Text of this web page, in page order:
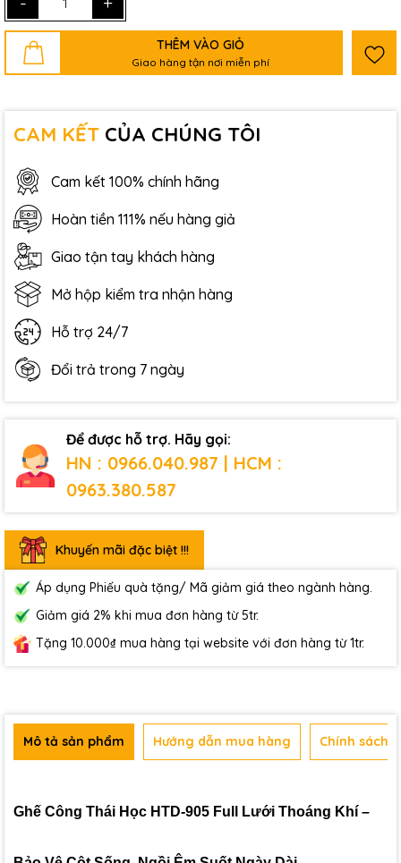
THÊM VÀO GIỎ
Giao hàng tận nơi miễn phí
CAM KẾT CỦA CHÚNG TÔI
Cam kết 100% chính hãng
Hoàn tiền 111% nếu hàng giả
Giao tận tay khách hàng
Mở hộp kiểm tra nhận hàng
Hỗ trợ 24/7
Đổi trả trong 7 ngày
Để được hỗ trợ. Hãy gọi:
HN : 0966.040.987 | HCM :
0963.380.587
Khuyến mãi đặc biệt !!!
Áp dụng Phiếu quà tặng/ Mã giảm giá theo ngành hàng.
Giảm giá 2% khi mua đơn hàng từ 5tr.
Tặng 10.000₫ mua hàng tại website với đơn hàng từ 1tr.
Mô tả sản phẩm Hướng dẫn mua hàng Chính sách
Ghế Công Thái Học HTD-905 Full Lưới Thoáng Khí –